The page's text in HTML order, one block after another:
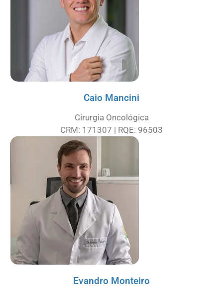
Caio Mancini
Cirurgia Oncológica
CRM: 171307 | RQE: 96503
Evandro Monteiro